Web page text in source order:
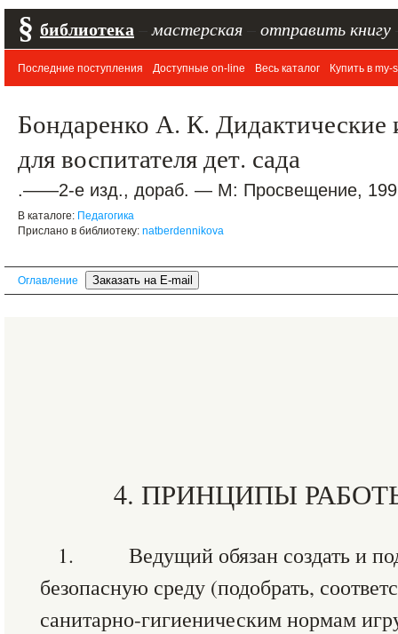
§ библиотека мастерская отправить книгу
Последние поступления Доступные on-line Весь каталог Купить в my-
Бондаренко А. К. Дидактические
для воспитателя дет. сада
.——2-е изд., дораб. — М: Просвещение,
В каталоге: Педагогика
Прислано в библиотеку: natberdennikova
Оглавление
4. ПРИНЦИПЫ
1. Ведущий обязан создать и
безопасную среду (подобрать,
санитарно-гигиеническим нормам